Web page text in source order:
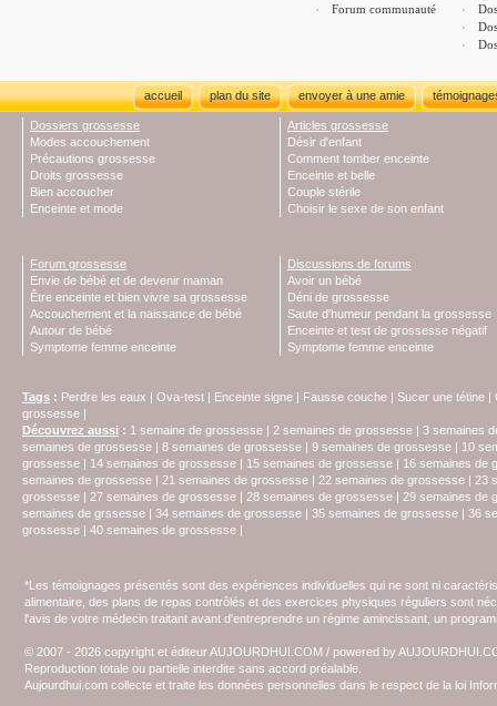
Forum communauté
accueil plan du site envoyer à une amie
Dossiers grossesse
Modes accouchement
Précautions grossesse
Droits grossesse
Bien accoucher
Enceinte et mode
Articles grossesse
Désir d'enfant
Comment tomber enceinte
Enceinte et belle
Couple stérile
Choisir le sexe de son enfant
Forum grossesse
Envie de bébé et de devenir maman
Être enceinte et bien vivre sa grossesse
Accouchement et la naissance de bébé
Autour de bébé
Symptome femme enceinte
Discussions de forums
Avoir un bébé
Déni de grossesse
Saute d'humeur pendant la grossesse
Enceinte et test de grossesse négatif
Symptome femme enceinte
Tags : Perdre les eaux | Ova-test | Enceinte signe | Fausse couche | Sucer une tétine |
grossesse |
Découvrez aussi : 1 semaine de grossesse | 2 semaines de grossesse | 3 semaines
semaines de grossesse | 8 semaines de grossesse | 9 semaines de grossesse | 10
grossesse | 14 semaines de grossesse | 15 semaines de grossesse | 16 semaines de
semaines de grossesse | 21 semaines de grossesse | 22 semaines de grossesse | 23
grossesse | 27 semaines de grossesse | 28 semaines de grossesse | 29 semaines de
semaines de grssesse | 34 semaines de grossesse | 35 semaines de grossesse | 36
grossesse | 40 semaines de grossesse |
*Les témoignages présentés sont des expériences individuelles qui ne sont ni
alimentaire, des plans de repas contrôlés et des exercices physiques réguliers sont
l'avis de votre médecin traitant avant d'entreprendre un régime amincissant, un
© 2007 - 2026 copyright et éditeur AUJOURDHUI.COM / powered by
Reproduction totale ou partielle interdite sans accord préalable.
Aujourdhui.com collecte et traite les données personnelles dans le respect de la loi